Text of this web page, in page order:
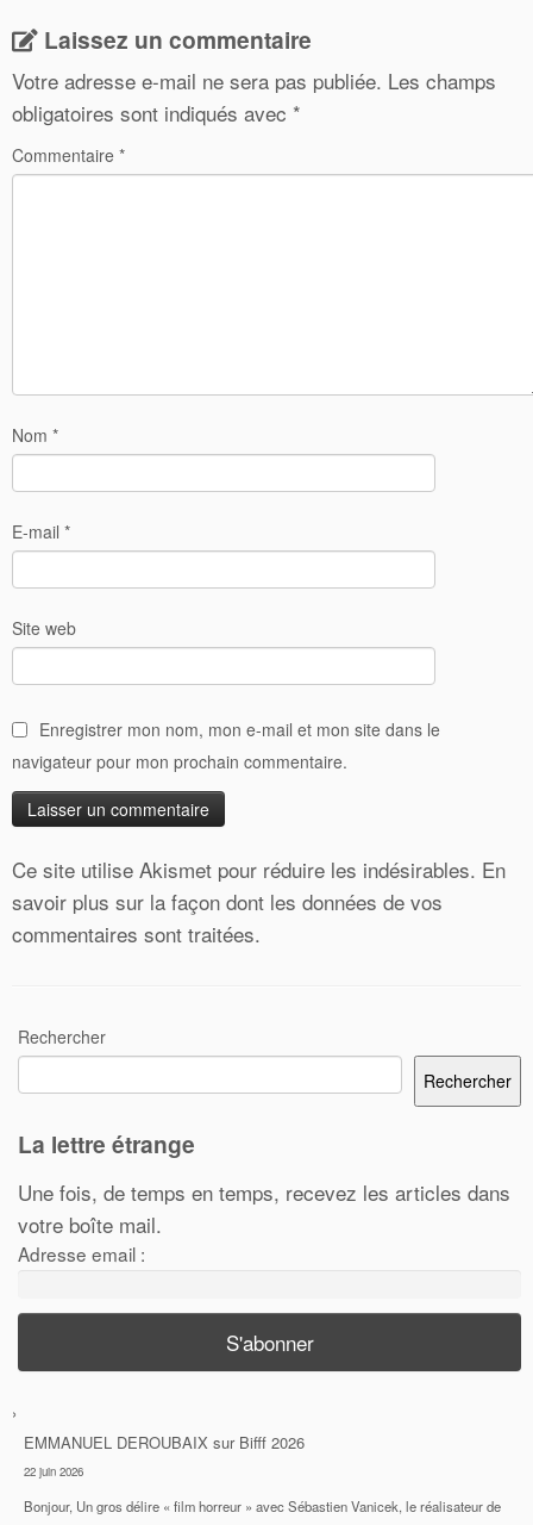
Laissez un commentaire
Votre adresse e-mail ne sera pas publiée. Les champs
obligatoires sont indiqués avec *
Commentaire *
Nom *
E-mail *
Site web
Enregistrer mon nom, mon e-mail et mon site dans le
navigateur pour mon prochain commentaire.
Ce site utilise Akismet pour réduire les indésirables. En
savoir plus sur la façon dont les données de vos
commentaires sont traitées.
Rechercher
Rechercher
La lettre étrange
Une fois, de temps en temps, recevez les articles dans
votre boîte mail.
Adresse email :
EMMANUEL DEROUBAIX sur Bifff 2026
22 juin 2026
Bonjour, Un gros délire « film horreur » avec Sébastien Vanicek, le réalisateur de